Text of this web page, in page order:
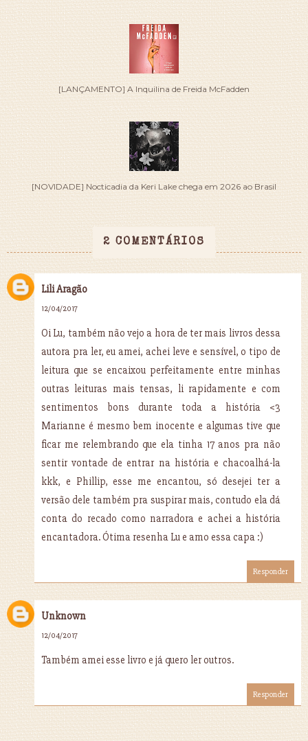
[LANÇAMENTO] A Inquilina de Freida McFadden
[NOVIDADE] Nocticadia da Keri Lake chega em 2026 ao Brasil
2 COMENTÁRIOS
Lili Aragão
12/04/2017
Oi Lu, também não vejo a hora de ter mais livros dessa
autora pra ler, eu amei, achei leve e sensível, o tipo de
leitura que se encaixou perfeitamente entre minhas
outras leituras mais tensas, li rapidamente e com
sentimentos bons durante toda a história <3
Marianne é mesmo bem inocente e algumas tive que
ficar me relembrando que ela tinha 17 anos pra não
sentir vontade de entrar na história e chacoalhá-la
kkk, e Phillip, esse me encantou, só desejei ter a
versão dele também pra suspirar mais, contudo ela dá
conta do recado como narradora e achei a história
encantadora. Ótima resenha Lu e amo essa capa :)
Responder
Unknown
12/04/2017
Também amei esse livro e já quero ler outros.
Responder